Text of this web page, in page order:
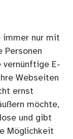
immer nur mit
Personen
vernünftige E-
Webseiten
ernst
möchte,
und gibt
Möglichkeit